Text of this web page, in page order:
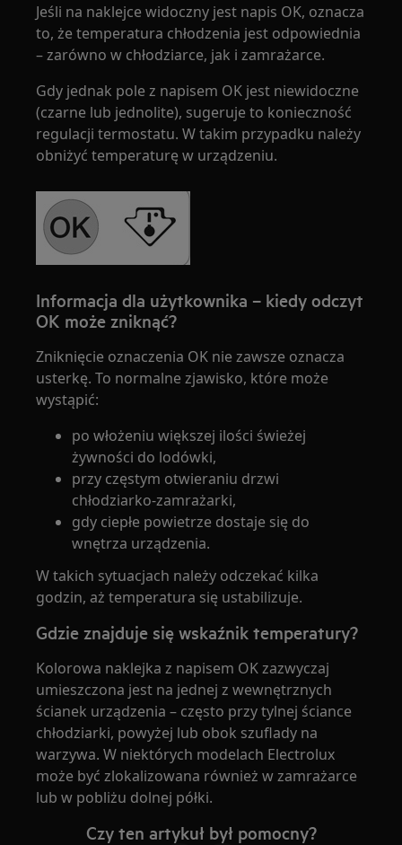
Jeśli na naklejce widoczny jest napis OK, oznacza
to, że temperatura chłodzenia jest odpowiednia
– zarówno w chłodziarce, jak i zamrażarce.
Gdy jednak pole z napisem OK jest niewidoczne
(czarne lub jednolite), sugeruje to konieczność
regulacji termostatu. W takim przypadku należy
obniżyć temperaturę w urządzeniu.
Informacja dla użytkownika – kiedy odczyt
OK może zniknąć?
Zniknięcie oznaczenia OK nie zawsze oznacza
usterkę. To normalne zjawisko, które może
wystąpić:
po włożeniu większej ilości świeżej
żywności do lodówki,
przy częstym otwieraniu drzwi
chłodziarko-zamrażarki,
gdy ciepłe powietrze dostaje się do
wnętrza urządzenia.
W takich sytuacjach należy odczekać kilka
godzin, aż temperatura się ustabilizuje.
Gdzie znajduje się wskaźnik temperatury?
Kolorowa naklejka z napisem OK zazwyczaj
umieszczona jest na jednej z wewnętrznych
ścianek urządzenia – często przy tylnej ściance
chłodziarki, powyżej lub obok szuflady na
warzywa. W niektórych modelach Electrolux
może być zlokalizowana również w zamrażarce
lub w pobliżu dolnej półki.
Czy ten artykuł był pomocny?